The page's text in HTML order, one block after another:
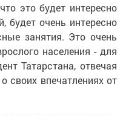
это будет интересно
будет очень интересно
занятия. Это очень
населения - для
Татарстана, отвечая
своих впечатлениях от